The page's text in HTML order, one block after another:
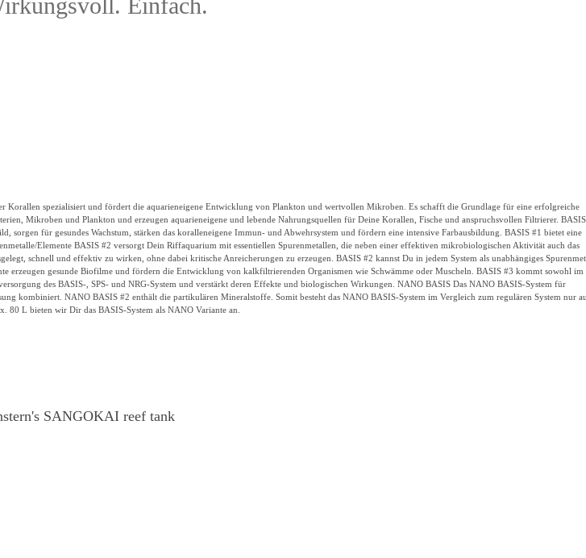
Einfach.
Korallen spezialisiert und fördert die aquarieneigene Entwicklung von Plankton und wertvollen Mikroben. Es schafft die Grundlage für eine erfolgreiche
Mikroben und Plankton und erzeugen aquarieneigene und lebende Nahrungsquellen für Deine Korallen, Fische und anspruchsvollen Filtrierer.
für gesundes Wachstum, stärken das koralleneigene Immun- und Abwehrsystem und fördern eine intensive Farbausbildung. BASIS #1 bietet eine
Elemente BASIS #2 versorgt Dein Riffaquarium mit essentiellen Spurenmetallen, die neben einer effektiven mikrobiologischen Aktivität auch das
schnell und effektiv zu wirken, ohne dabei kritische Anreicherungen zu erzeugen. BASIS #2 kannst Du in jedem System als unabhängiges
erzeugen gesunde Biofilme und fördern die Entwicklung von kalkfiltrierenden Organismen wie Schwämme oder Muscheln. BASIS #3 kommt sowohl im
des BASIS-, SPS- und NRG-System und verstärkt deren Effekte und biologischen Wirkungen. NANO BASIS Das NANO BASIS-System für
kombiniert. NANO BASIS #2 enthält die partikulären Mineralstoffe. Somit besteht das NANO BASIS-System im Vergleich zum regulären System nur
80 L bieten wir Dir das BASIS-System als NANO Variante an.
SANGOKAI reef tank